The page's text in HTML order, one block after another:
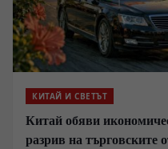
КИТАЙ И СВЕТЪТ
Китай обяви
разрив на търговските